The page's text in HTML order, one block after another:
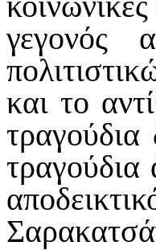
γεγονός
και το